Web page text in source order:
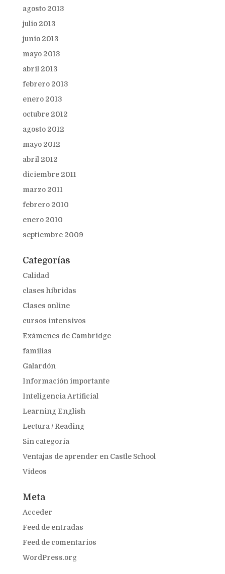
agosto 2013
julio 2013
junio 2013
mayo 2013
abril 2013
febrero 2013
enero 2013
octubre 2012
agosto 2012
mayo 2012
abril 2012
diciembre 2011
marzo 2011
febrero 2010
enero 2010
septiembre 2009
Categorías
Calidad
clases híbridas
Clases online
cursos intensivos
Exámenes de Cambridge
familias
Galardón
Información importante
Inteligencia Artificial
Learning English
Lectura / Reading
Sin categoría
Ventajas de aprender en Castle School
Videos
Meta
Acceder
Feed de entradas
Feed de comentarios
WordPress.org